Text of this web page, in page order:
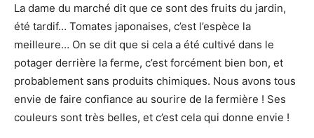
La dame du marché dit que ce sont des fruits du jardin,
été tardif… Tomates japonaises, c’est l’espèce la
meilleure… On se dit que si cela a été cultivé dans le
potager derrière la ferme, c’est forcément bien bon, et
probablement sans produits chimiques. Nous avons tous
envie de faire confiance au sourire de la fermière ! Ses
couleurs sont très belles, et c’est cela qui donne envie !